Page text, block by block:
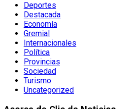
Deportes
Destacada
Economía
Gremial
Internacionales
Política
Provincias
Sociedad
Turismo
Uncategorized